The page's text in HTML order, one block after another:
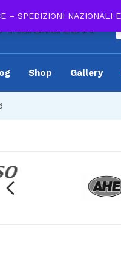
– SPEDIZIONI NAZIONALI
Shop Gallery